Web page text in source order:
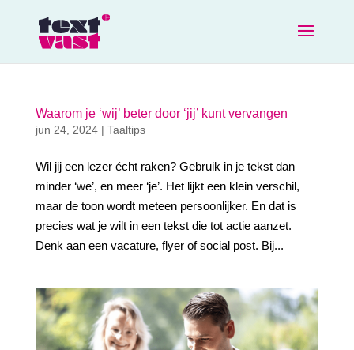
Waarom je ‘wij’ beter door ‘jij’ kunt vervangen
jun 24, 2024| Taaltips
Wil jij een lezer écht raken? Gebruik in je tekst dan
minder ‘we’, en meer ‘je’. Het lijkt een klein verschil,
maar de toon wordt meteen persoonlijker. En dat is
precies wat je wilt in een tekst die tot actie aanzet.
Denk aan een vacature, flyer of social post. Bij...